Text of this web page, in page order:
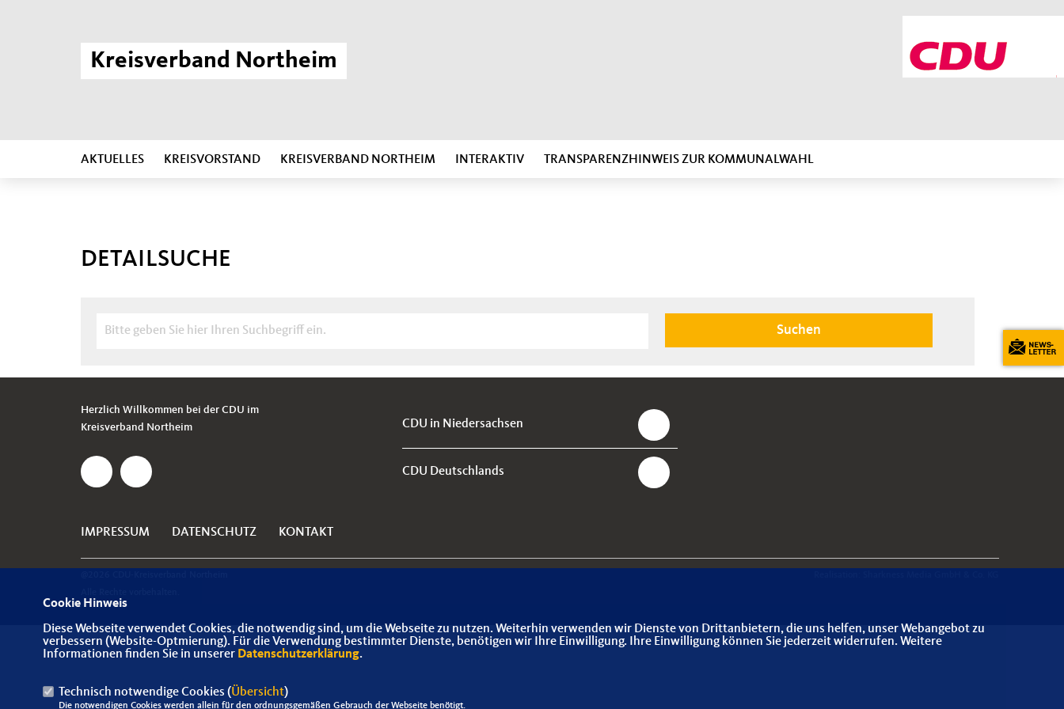
Kreisverband Northeim
AKTUELLES KREISVORSTAND KREISVERBAND NORTHEIM INTERAKTIV TRANSPARENZHINWEIS ZUR KOMMUNALWAHL
DETAILSUCHE
Herzlich Willkommen bei der CDU im
Kreisverband Northeim
IMPRESSUM DATENSCHUTZ KONTAKT
CDU in Niedersachsen
CDU Deutschlands
Cookie Hinweis
Diese Webseite verwendet Cookies, die notwendig sind, um die Webseite zu nutzen. Weiterhin verwenden wir Dienste von Drittanbietern, die uns helfen, unser Webangebot zu
verbessern (Website-Optmierung). Für die Verwendung bestimmter Dienste, benötigen wir Ihre Einwilligung. Ihre Einwilligung können Sie jederzeit widerrufen. Weitere
Informationen finden Sie in unserer Datenschutzerklärung.
Technisch notwendige Cookies (Übersicht)
Die notwendigen Cookies werden allein für den ordnungsgemäßen Gebrauch der Webseite benötigt.